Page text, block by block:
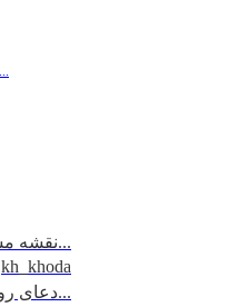
نقشه مسیرتردد - مرزهای 6 گانه...
kh_khoda
دعای روز اول ماه مبارک رمضان...